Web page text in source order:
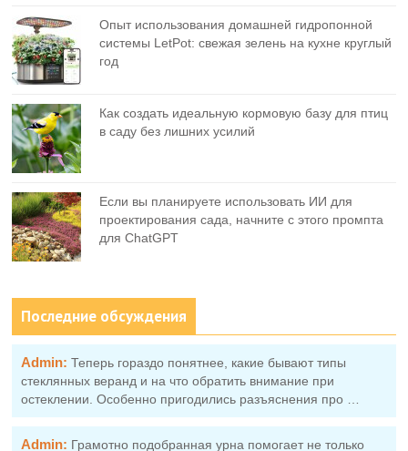
Опыт использования домашней гидропонной
системы LetPot: свежая зелень на кухне круглый
год
Как создать идеальную кормовую базу для птиц
в саду без лишних усилий
Если вы планируете использовать ИИ для
проектирования сада, начните с этого промпта
для ChatGPT
Последние обсуждения
Admin: Теперь гораздо понятнее, какие бывают типы
стеклянных веранд и на что обратить внимание при
остеклении. Особенно пригодились разъяснения про …
Admin: Грамотно подобранная урна помогает не только